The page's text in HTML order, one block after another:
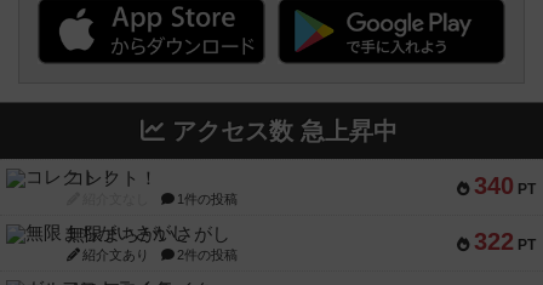
アクセス数 急上昇中
340 PT
コレクト！
1件の投稿
322 PT
無限まちがいさがし
紹介文あり 2件の投稿